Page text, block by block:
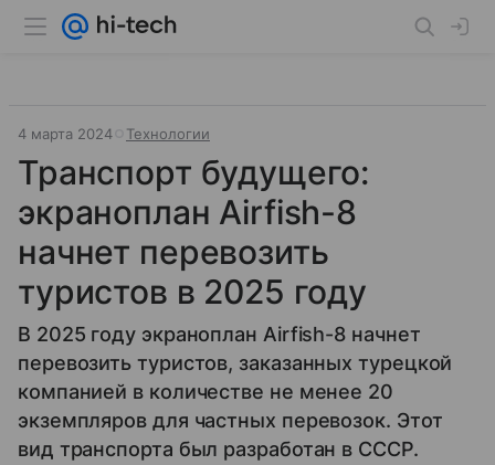
4 марта 2024 Технологии
Транспорт будущего:
экраноплан Airfish-8
начнет перевозить
туристов в 2025 году
В 2025 году экраноплан Airfish-8 начнет
перевозить туристов, заказанных турецкой
компанией в количестве не менее 20
экземпляров для частных перевозок. Этот
вид транспорта был разработан в СССР.